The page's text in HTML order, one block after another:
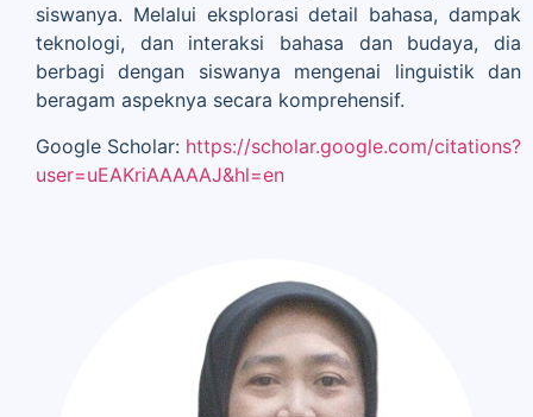
siswanya. Melalui eksplorasi detail bahasa, dampak
teknologi, dan interaksi bahasa dan budaya, dia
berbagi dengan siswanya mengenai linguistik dan
beragam aspeknya secara komprehensif.
Google Scholar: https://scholar.google.com/citations?
user=uEAKriAAAAAJ&hl=en